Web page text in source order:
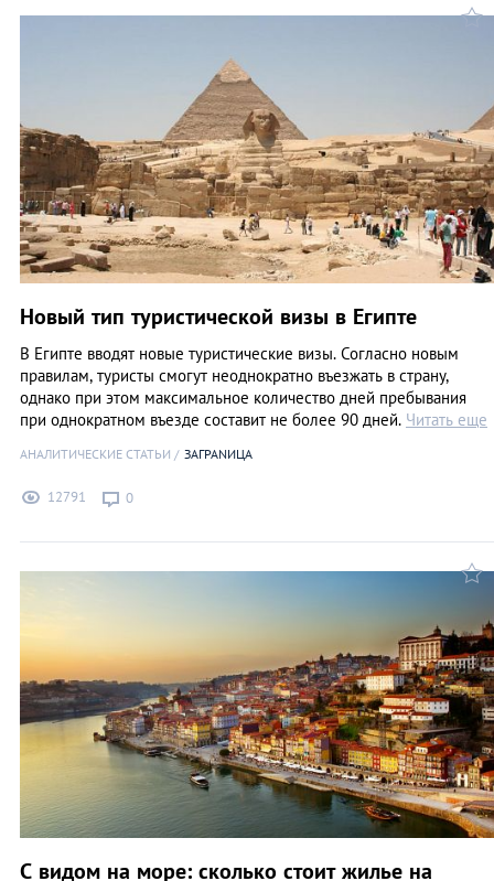
Новый тип туристической визы в Египте
В Египте вводят новые туристические визы. Согласно новым
правилам, туристы смогут неоднократно въезжать в страну,
однако при этом максимальное количество дней пребывания
при однократном въезде составит не более 90 дней. Читать еще
АНАЛИТИЧЕСКИЕ СТАТЬИ ЗАГРАNИЦА
12791 0
C видом на море: сколько стоит жилье на